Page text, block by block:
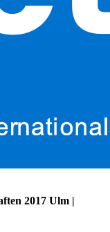
2017 Ulm |